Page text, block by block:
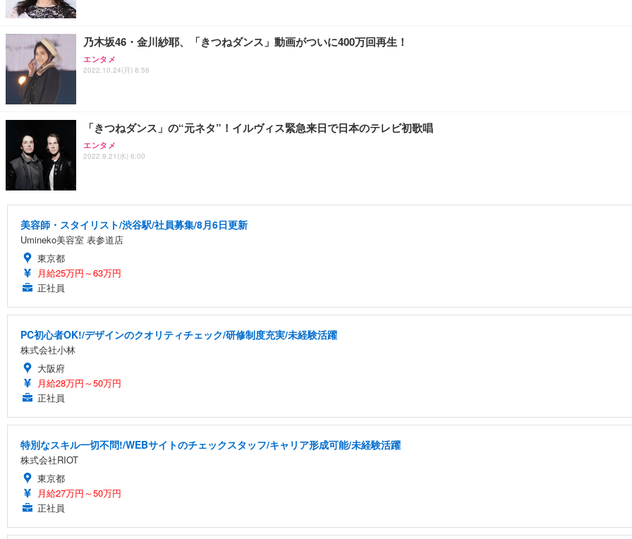
乃木坂46・金川紗耶、「きつねダンス」動画がついに400万回再生！
エンタメ
2022.10.24(月) 8:56
「きつねダンス」の“元ネタ”！イルヴィス緊急来日で日本のテレビ初歌唱
エンタメ
2022.9.21(水) 6:00
美容師・スタイリスト/渋谷駅/社員募集/8月6日更新
Umineko美容室 表参道店
東京都
月給25万円～63万円
正社員
PC初心者OK!/デザインのクオリティチェック/研修制度充実/未経験活躍
株式会社小林
大阪府
月給28万円～50万円
正社員
特別なスキル一切不問!/WEBサイトのチェックスタッフ/キャリア形成可能/未経験活躍
株式会社RIOT
東京都
月給27万円～50万円
正社員